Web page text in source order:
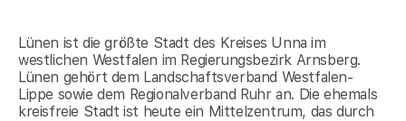
Lünen ist die größte Stadt des Kreises Unna im
westlichen Westfalen im Regierungsbezirk Arnsberg.
Lünen gehört dem Landschaftsverband Westfalen-
Lippe sowie dem Regionalverband Ruhr an. Die ehemals
kreisfreie Stadt ist heute ein Mittelzentrum, das durch